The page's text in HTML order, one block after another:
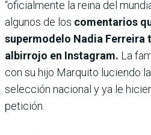
“oficialmente la reina del
algunos de los comentarios
supermodelo Nadia Ferreira
albirrojo en Instagram. La
con su hijo Marquito luciendo
selección nacional y ya le
petición.